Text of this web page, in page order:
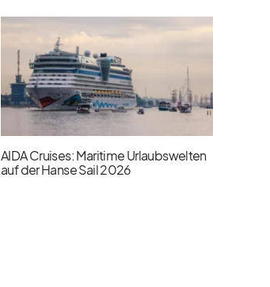
AIDA Cruises: Maritime Urlaubswelten
auf der Hanse Sail 2026